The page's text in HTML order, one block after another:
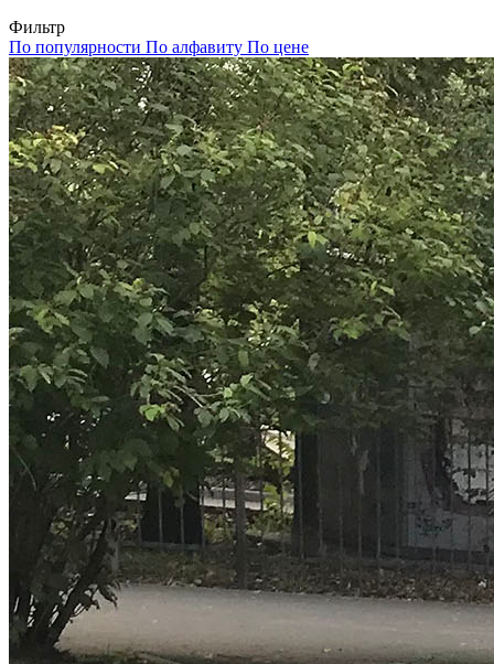
Фильтр
По популярности По алфавиту По цене